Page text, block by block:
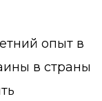
опыт в
в страны